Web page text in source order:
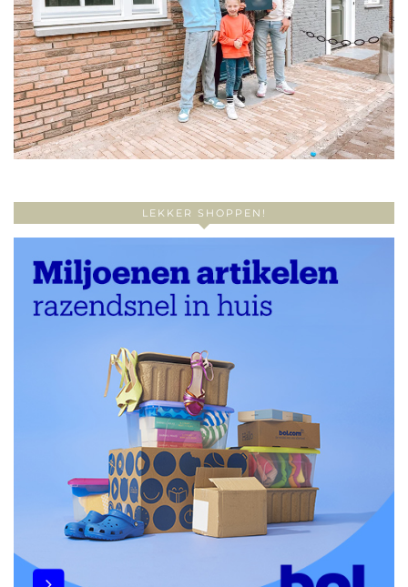
LEKKER SHOPPEN!